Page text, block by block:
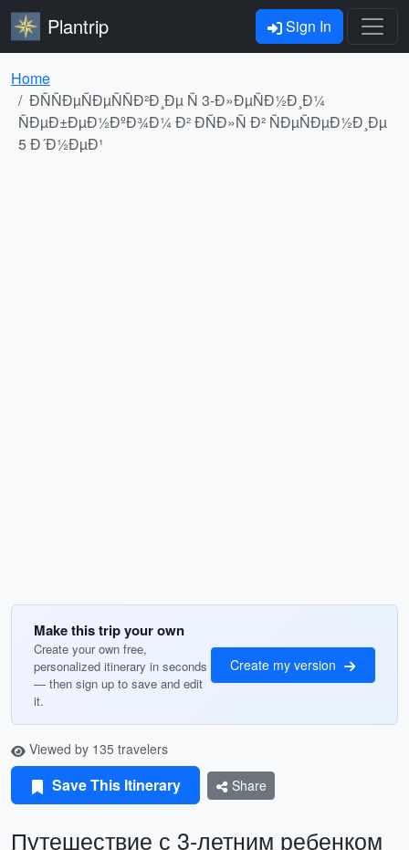
Plantrip Sign In
Home
ÐÑÑÐµÑÐµÑÑÐ²Ð¸Ðµ Ñ 3-Ð»ÐµÑÐ½Ð¸Ð¼
ÑÐµÐ±ÐµÐ½ÐºÐ¾Ð¼ Ð² ÐÑÐ»Ñ Ð² ÑÐµÑÐµÐ½Ð¸Ðµ
5 Ð´Ð½ÐµÐ¹
Make this trip your own
Create your own free,
personalized itinerary in seconds
— then sign up to save and edit
it.
Create my version
Viewed by 135 travelers
Save This Itinerary Share
Путешествие с 3-летним ребенком